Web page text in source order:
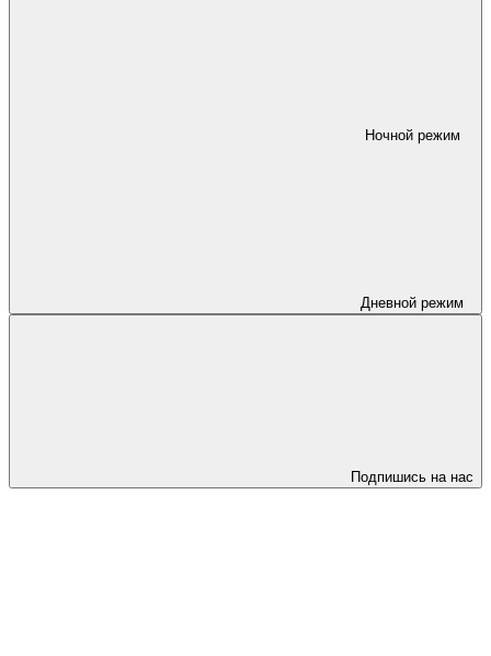
Ночной режим
Дневной режим
Подпишись на нас